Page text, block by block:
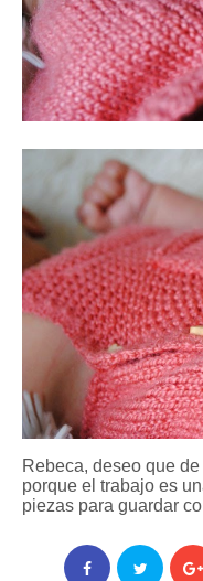
Rebeca, deseo que
porque el trabajo es
piezas para guardar